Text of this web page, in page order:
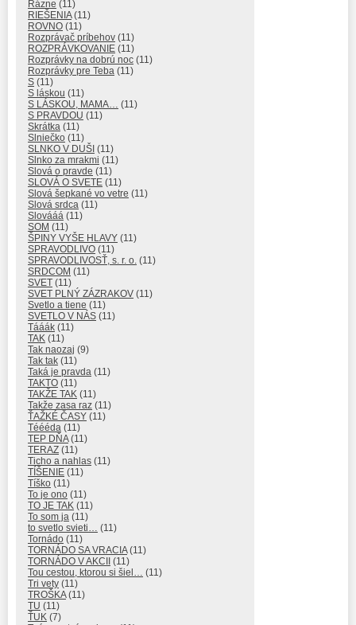
Rázne (11)
RIEŠENIA(11)
ROVNO (11)
Rozprávač príbehov (11)
ROZPRÁVKOVANIE (11)
Rozprávky na dobrú noc (11)
Rozprávky pre Teba (11)
S (11)
S láskou (11)
S LÁSKOU, MAMA… (11)
S PRAVDOU (11)
Skrátka (11)
Slniečko (11)
SLNKO V DUŠI (11)
Slnko za mrakmi (11)
Slová o pravde (11)
SLOVÁ O SVETE (11)
Slová šepkané vo vetre (11)
Slová srdca (11)
Slovááá (11)
SOM (11)
ŠPINY VYŠE HLAVY (11)
SPRAVODLIVO (11)
SPRAVODLIVOSŤ, s. r. o. (11)
SRDCOM (11)
SVET (11)
SVET PLNÝ ZÁZRAKOV (11)
Svetlo a tiene (11)
SVETLO V NÁS (11)
Tááák (11)
TAK (11)
Tak naozaj (9)
Tak tak (11)
Taká je pravda (11)
TAKTO (11)
TAKŽE TAK (11)
Takže zasa raz (11)
ŤAŽKÉ ČASY (11)
Téééda (11)
TEP DŇA(11)
TERAZ (11)
Ticho a nahlas (11)
TÍŠENIE (11)
Tíško (11)
To je ono (11)
TO JE TAK (11)
To som ja (11)
to svetlo svieti… (11)
Tornádo (11)
TORNÁDO SA VRACIA(11)
TORNÁDO V AKCII
(11)
Tou cestou, ktorou si šiel… (11)
Tri vety (11)
TROŠKA(11)
TU (11)
ŤUK (7)